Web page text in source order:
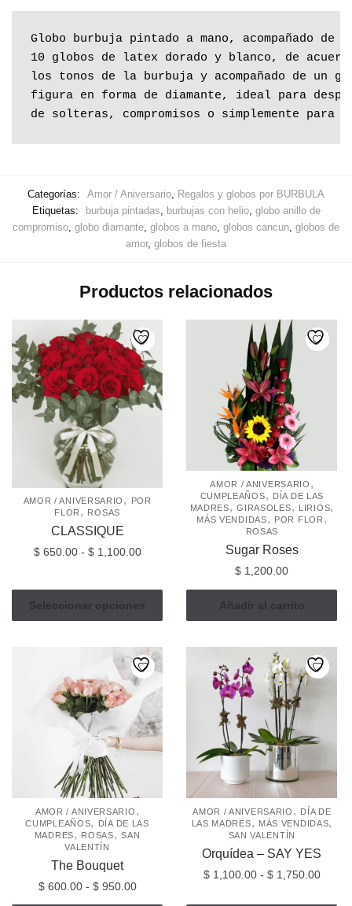
Globo burbuja pintado a mano, acompañado de
10 globos de latex dorado y blanco, de
los tonos de la burbuja y acompañado de un
figura en forma de diamante, ideal para
de solteras, compromisos o simplemente para
Categorías: Amor / Aniversario, Regalos y globos por BURBULA
Etiquetas:
burbuja pintadas, burbujas con helio, globo anillo de
compromiso, globo diamante, globos a mano, globos cancun, globos de
amor, globos de fiesta
Productos relacionados
AMOR / ANIVERSARIO ,
POR
FLOR , ROSAS
CLASSIQUE
$650.00 - $1,100.00Rango
desde
$ 650.00
$ 1,100.00
Seleccionar opciones
producto
tiene
variantes.
Las
opciones
se
pueden
elegir
en
la
página
de
producto
AMOR / ANIVERSARIO ,
CUMPLEAÑOS, DÍA DE LAS
MADRES,GIRASOLES, LIRIOS,
MÁS VENDIDAS, POR FLOR ,
ROSAS
Sugar Roses
$ 1,200.00
Añadir al carrito
AMOR / ANIVERSARIO ,
CUMPLEAÑOS,
DÍA DE LAS
MADRES, ROSAS,SAN
VALENTÍN
The Bouquet
$600.00 - $950.00Rango
de
AMOR / ANIVERSARIO , DÍA DE
LAS MADRES, MÁS VENDIDAS,
SAN VALENTÍN
Orquídea – SAY YES
$1,100.00 - $1,750.00Rango